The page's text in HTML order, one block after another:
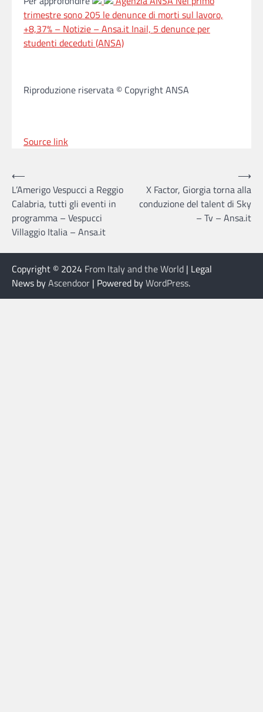
trimestre sono 205 le denunce di morti sul lavoro,
+8,37% – Notizie – Ansa.it Inail, 5 denunce per
studenti deceduti (ANSA)
Riproduzione riservata © Copyright ANSA
Source link
Post
navigation
⟵
L’Amerigo Vespucci a Reggio
Calabria, tutti gli eventi in
programma – Vespucci
Villaggio Italia – Ansa.it
X Factor, Giorgia torna alla
conduzione del talent di Sky
– Tv – Ansa.it
⟶
Copyright © 2024 From Italy and the World | Legal
News byAscendoor | Powered byWordPress.